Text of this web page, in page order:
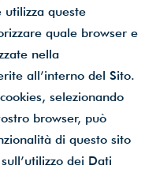
queste
quale browser e
nella
all’interno del Sito.
selezionando
browser, può
di questo sito
dei Dati